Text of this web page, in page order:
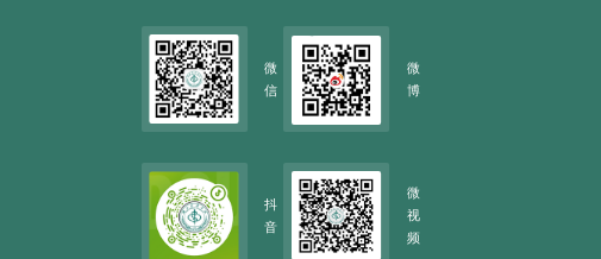
微
信
微
博
抖
音
微
视
频